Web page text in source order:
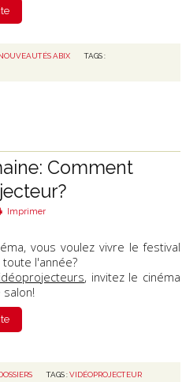
ABIX
TAGS :
Comment
Imprimer
vous voulez vivre le festival
toute l'année?
, invitez le cinéma
TAGS :VIDÉOPROJECTEUR